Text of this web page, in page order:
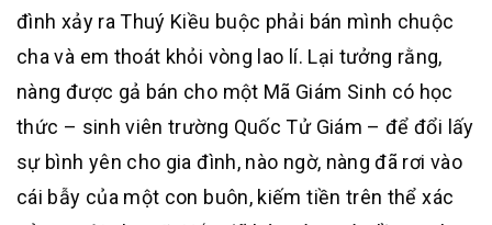
đình xảy ra Thuý Kiều buộc phải bán mình chuộc
cha và em thoát khỏi vòng lao lí. Lại tưởng rằng,
nàng được gả bán cho một Mã Giám Sinh có học
thức – sinh viên trường Quốc Tử Giám – để đổi lấy
sự bình yên cho gia đình, nào ngờ, nàng đã rơi vào
cái bẫy của một con buôn, kiếm tiền trên thể xác